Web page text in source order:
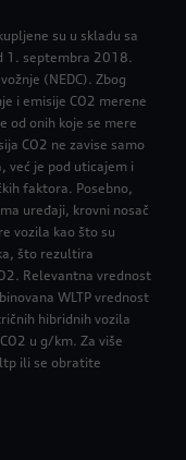
su u skladu sa
1. septembra 2018.
(NEDC). Zbog
i emisije CO2 merene
od onih koje se mere
CO2 ne zavise samo
već je pod uticajem i
faktora. Posebno,
uređaji, krovni nosač
vozila kao što su
što rezultira
Relevantna vrednost
WLTP vrednost
hibridnih vozila
u g/km. Za više
ili se obratite